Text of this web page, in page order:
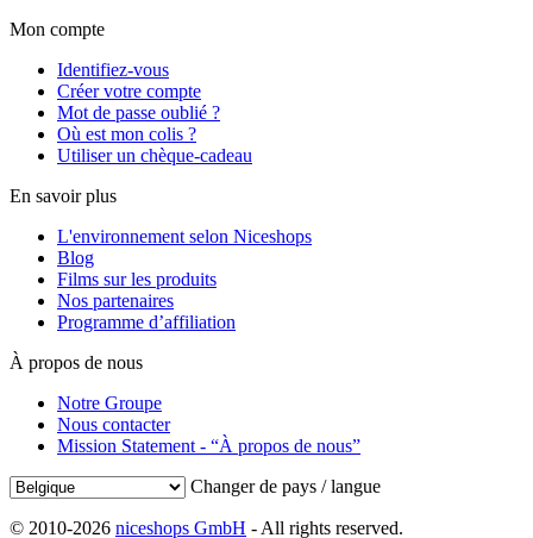
Mon compte
Identifiez-vous
Créer votre compte
Mot de passe oublié ?
Où est mon colis ?
Utiliser un chèque-cadeau
En savoir plus
L'environnement selon Niceshops
Blog
Films sur les produits
Nos partenaires
Programme d’affiliation
À propos de nous
Notre Groupe
Nous contacter
Mission Statement - “À propos de nous”
Changer de pays / langue
© 2010-2026 niceshops GmbH - All rights reserved.